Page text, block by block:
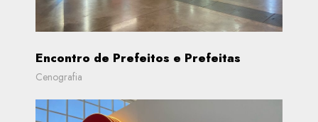
Encontro de Prefeitos e Prefeitas
Cenografia